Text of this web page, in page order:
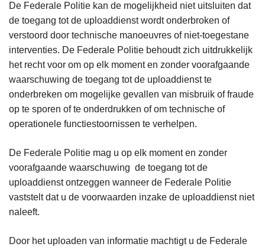
De Federale Politie kan de mogelijkheid niet uitsluiten dat
de toegang tot de uploaddienst wordt onderbroken of
verstoord door technische manoeuvres of niet-toegestane
interventies. De Federale Politie behoudt zich uitdrukkelijk
het recht voor om op elk moment en zonder voorafgaande
waarschuwing de toegang tot de uploaddienst te
onderbreken om mogelijke gevallen van misbruik of fraude
op te sporen of te onderdrukken of om technische of
operationele functiestoornissen te verhelpen.
De Federale Politie mag u op elk moment en zonder
voorafgaande waarschuwing de toegang tot de
uploaddienst ontzeggen wanneer de Federale Politie
vaststelt dat u de voorwaarden inzake de uploaddienst niet
naleeft.
Door het uploaden van informatie machtigt u de Federale